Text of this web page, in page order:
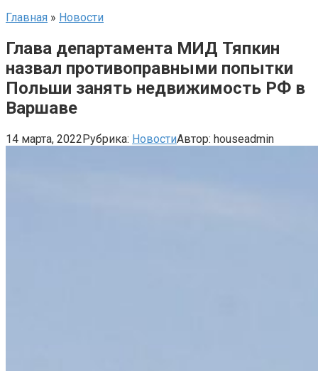
Главная » Новости
Глава департамента МИД Тяпкин
назвал противоправными попытки
Польши занять недвижимость РФ в
Варшаве
14 марта, 2022Рубрика: НовостиАвтор: houseadmin